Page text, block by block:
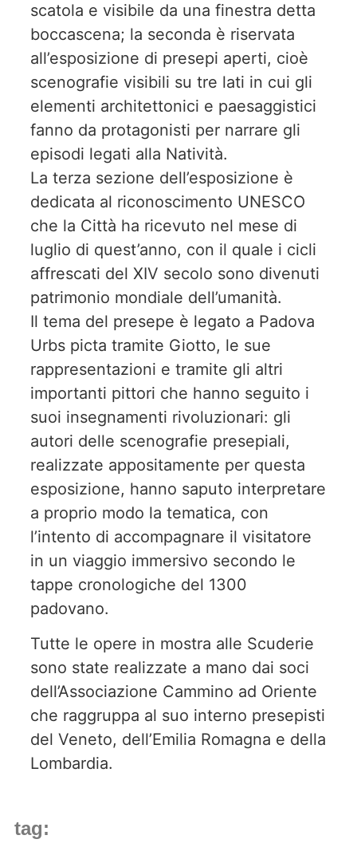
scatola e visibile da una finestra detta
boccascena; la seconda è riservata
all’esposizione di presepi aperti, cioè
scenografie visibili su tre lati in cui gli
elementi architettonici e paesaggistici
fanno da protagonisti per narrare gli
episodi legati alla Natività.
La terza sezione dell’esposizione è
dedicata al riconoscimento UNESCO
che la Città ha ricevuto nel mese di
luglio di quest’anno, con il quale i cicli
affrescati del XIV secolo sono divenuti
patrimonio mondiale dell’umanità.
Il tema del presepe è legato a Padova
Urbs picta tramite Giotto, le sue
rappresentazioni e tramite gli altri
importanti pittori che hanno seguito i
suoi insegnamenti rivoluzionari: gli
autori delle scenografie presepiali,
realizzate appositamente per questa
esposizione, hanno saputo interpretare
a proprio modo la tematica, con
l’intento di accompagnare il visitatore
in un viaggio immersivo secondo le
tappe cronologiche del 1300
padovano.
Tutte le opere in mostra alle Scuderie
sono state realizzate a mano dai soci
dell’Associazione Cammino ad Oriente
che raggruppa al suo interno presepisti
del Veneto, dell’Emilia Romagna e della
Lombardia.
tag: